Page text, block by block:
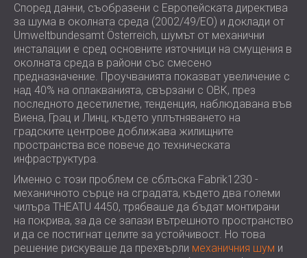
Според данни, съобразени с Европейската директива
за шума в околната среда (2002/49/ЕО) и доклади от
Umweltbundesamt Österreich, шумът от механични
инсталации е сред основните източници на смущения в
околната среда в райони със смесено
предназначение. Проучванията показват увеличение с
над 40% на оплакванията, свързани с ОВК, през
последното десетилетие, тенденция, наблюдавана във
Виена, Грац и Линц, където уплътняването на
градските центрове доближава жилищните
пространства все повече до техническата
инфраструктура.
Именно с този проблем се сблъска Fabrik1230 -
механичното сърце на сградата, където два големи
чилъра THEATU 4450, трябваше да бъдат монтирани
на покрива, за да се запази вътрешното пространство
и да се постигнат целите за устойчивост. Но това
решение рискуваше да прехвърли механичния шум и